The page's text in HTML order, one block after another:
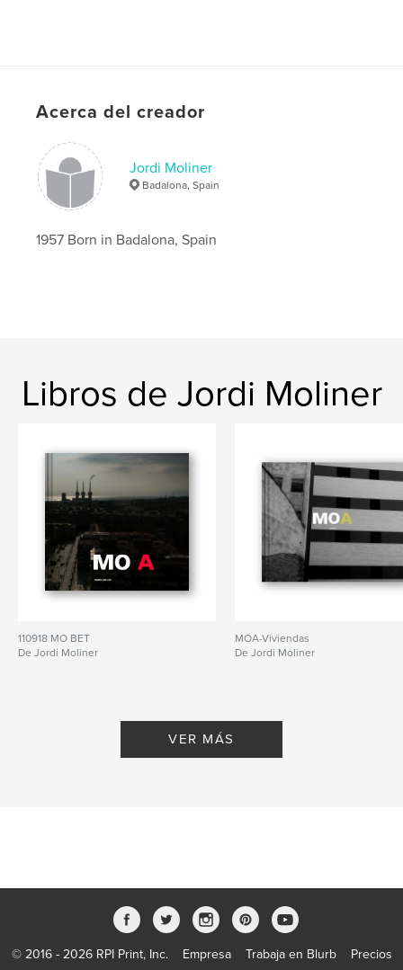
Acerca del creador
Jordi Moliner
Badalona, Spain
1957 Born in Badalona, Spain
Libros de Jordi Moliner
110918 MO BET
De Jordi Moliner
MOA-Viviendas
De Jordi Moliner
VER MÁS
© 2016 - 2026 RPI Print, Inc. Empresa Trabaja en Blurb Precios